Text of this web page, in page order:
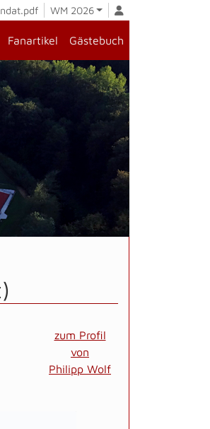
WM 2026
Fanartikel Gästebuch
zum Profil
von
Philipp Wolf